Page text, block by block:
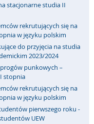
stacjonarne studia II
rekrutujących się na
w języku polskim
do przyjęcia na studia
2023/2024
punkowych –
stopnia
rekrutujących się na
w języku polskim
pierwszego roku -
UEW